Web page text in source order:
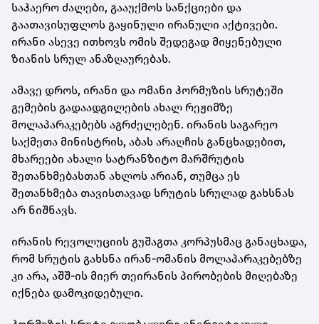
საჰაერო ძალები, გააუქმოს სანქციები და
გაათავისუფლოს გაყინული ირანული აქტივები.
ირანი ასევე ითხოვს ომის შედეგად მიყენებული
ზიანის სრულ ანაზღაურებას.
ამავე დროს, ირანი და ომანი ჰორმუზის სრუტეში
გემების გადაადგილების ახალ რეჟიმზე
მოლაპარაკებებს აგრძელებენ. ირანის საგარეო
საქმეთა მინისტრის, აბას არაღჩის განცხადებით,
მხარეები ახალი სატრანზიტო მარშრუტის
შეთანხმებასთან ახლოს არიან, თუმცა ეს
შეთანხმება თავისთავად სრუტის სრულად გახსნას
არ ნიშნავს.
ირანის რევოლუციის გუშაგთა კორპუსმაც განაცხადა,
რომ სრუტის გახსნა ირან-ომანის მოლაპარაკებებზე
კი არა, აშშ-ის მიერ თეირანის პირობების მიღებაზე
იქნება დამოკიდებული.